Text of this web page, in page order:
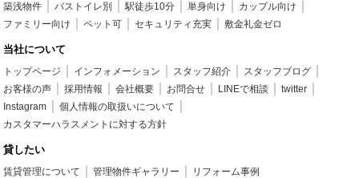
築浅物件 バストイレ別 駅徒歩10分 単身向け
カップル向け
ファミリー向け
ペット可 セキュリティ充実 敷金礼金ゼロ
当社について
トップページ インフォメーション スタッフ紹介
スタッフブログ
お客様の声
採用情報 会社概要 お問合せ LINEで相談
twitter
Instagram
個人情報の取扱いについて
カスタマーハラスメントに対する方針
貸したい
賃貸管理について 管理物件ギャラリー リフォーム事例